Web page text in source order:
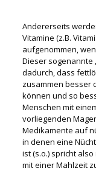
Andererseits
Vitamine (z.B.
aufgenommen,
Dieser sogenannte
dadurch, dass
zusammen besser
können und so
Menschen mit
vorliegenden
Medikamente auf
in denen eine
ist (s.o.) spricht
mit einer Mahlzeit